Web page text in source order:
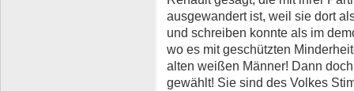
ausgewandert ist, weil sie dort
und schreiben konnte als im
wo es mit geschützten
alten weißen Männer! Dann
gewählt! Sie sind des Volkes